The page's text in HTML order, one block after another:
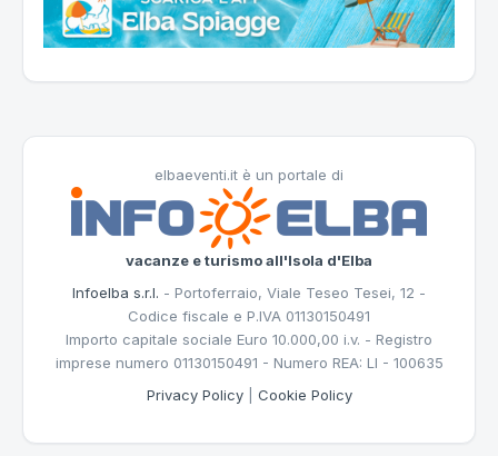
elbaeventi.it è un portale di
vacanze e turismo all'Isola d'Elba
Infoelba s.r.l. - Portoferraio, Viale Teseo Tesei, 12 -
Codice fiscale e P.IVA 01130150491
Importo capitale sociale Euro 10.000,00 i.v. - Registro
imprese numero 01130150491 - Numero REA: LI - 100635
Privacy Policy| Cookie Policy